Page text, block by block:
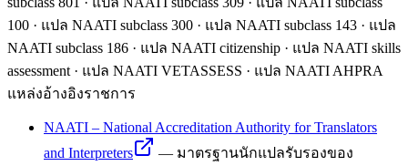
100 · แปล NAATI subclass 300 · แปล NAATI subclass 143 · แปล
NAATI subclass 186 · แปล NAATI citizenship · แปล NAATI skills
assessment · แปล NAATI VETASSESS · แปล NAATI AHPRA
แหล่งอ้างอิงราชการ
NAATI – National Accreditation Authority for Translators
and Interpreters
— มาตรฐานนักแปลรับรองของ